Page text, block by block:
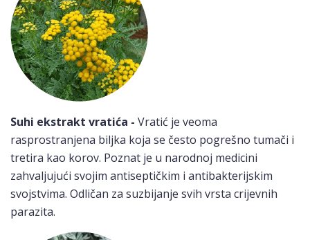
Suhi ekstrakt vratića - Vratić je veoma
rasprostranjena biljka koja se često pogrešno tumači i
tretira kao korov. Poznat je u narodnoj medicini
zahvaljujući svojim antiseptičkim i antibakterijskim
svojstvima. Odličan za suzbijanje svih vrsta crijevnih
parazita.